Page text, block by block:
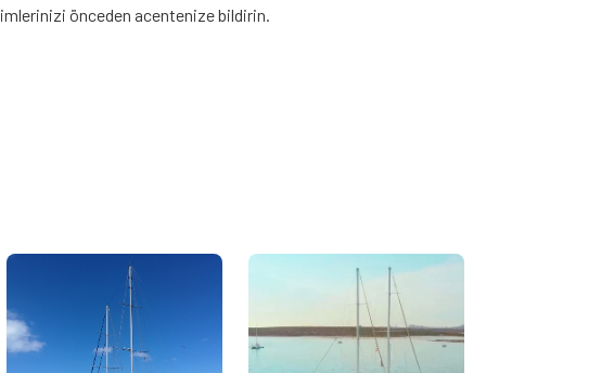
önceden acentenize bildirin.